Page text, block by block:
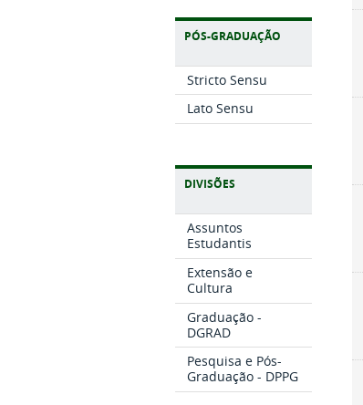
PÓS-GRADUAÇÃO
Stricto Sensu
Lato Sensu
DIVISÕES
Assuntos
Estudantis
Extensão e
Cultura
Graduação -
DGRAD
Pesquisa e Pós-
Graduação - DPPG